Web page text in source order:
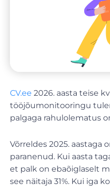
CV.ee 2026. aasta teise
tööjõumonitooringu
palgaga rahulolematus
Võrreldes 2025. aastaga
paranenud. Kui aasta
et palk on ebaõiglaselt
see näitaja 31%. Kui iga